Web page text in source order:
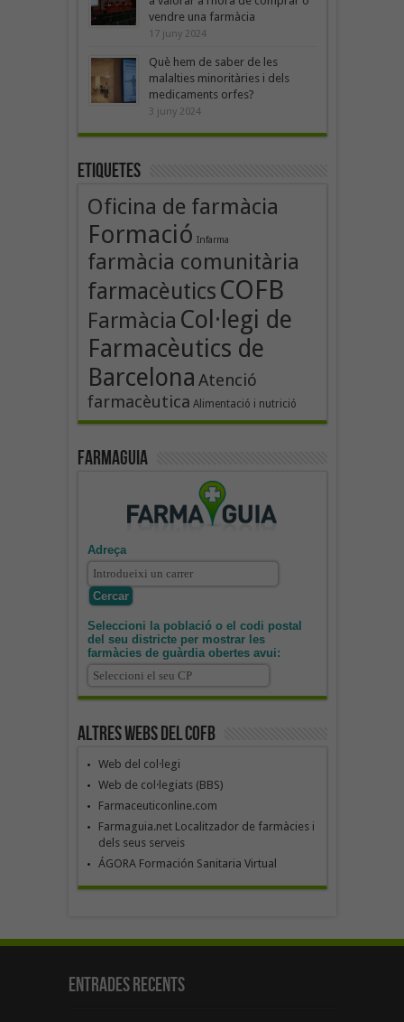
vendre una farmàcia
17 juny 2024
Què hem de saber de les
malalties minoritàries i dels
medicaments orfes?
3 juny 2024
Etiquetes
Oficina de farmàcia
Formació Infarma
farmàcia comunitària
farmacèutics COFB
Farmàcia Col·legi de
Farmacèutics de
Barcelona Atenció
farmacèutica Alimentació i nutrició
Farmaguia
Adreça
Seleccioni la població o el codi postal
del seu districte per mostrar les
farmàcies de guàrdia obertes avui:
Altres webs del COFB
Web del col·legi
Web de col·legiats (BBS)
Farmaceuticonline.com
Farmaguia.net Localitzador de farmàcies i
dels seus serveis
ÁGORA Formación Sanitaria Virtual
Entrades recents